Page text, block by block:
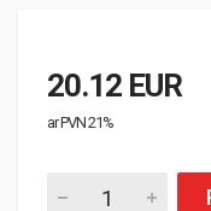
20.12 EUR
ar PVN 21%